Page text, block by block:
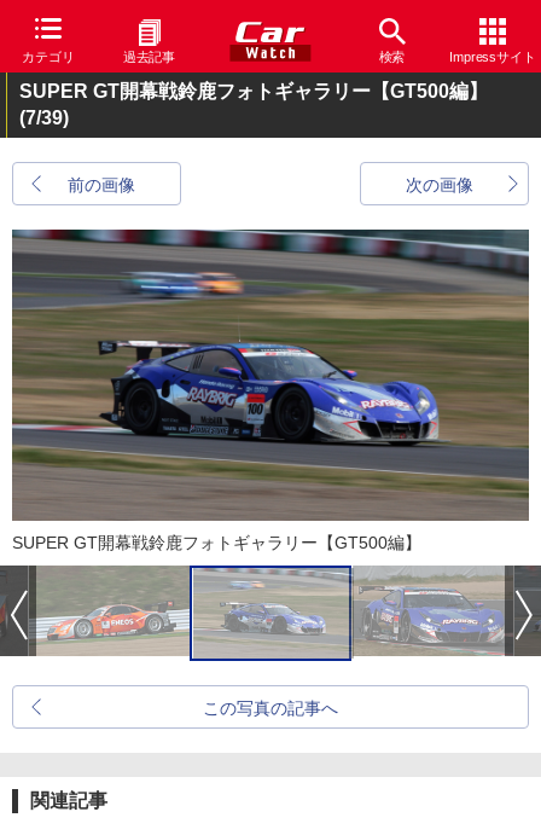
カテゴリ 過去記事 検索 Impressサイト
SUPER GT開幕戦鈴鹿フォトギャラリー【GT500編】
(7/39)
前の画像 次の画像
SUPER GT開幕戦鈴鹿フォトギャラリー【GT500編】
この写真の記事へ
関連記事